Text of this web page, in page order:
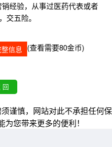
经验，从事过医药代表或者
交五险。
信息 (查看需要80金币)
谨慎，网站对此不承担任何保
您带来更多的便利！